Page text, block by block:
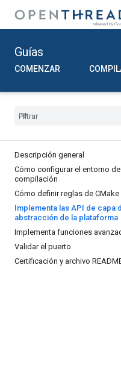
Guías
COMENZAR
Descripción general
Cómo configurar el entorno de
compilación
Cómo definir reglas de CMake
Implementa las API de capa
abstracción de la plataforma
Implementa funciones
Validar el puerto
Certificación y archivo